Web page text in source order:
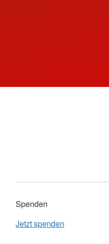
Spenden
Jetzt spenden